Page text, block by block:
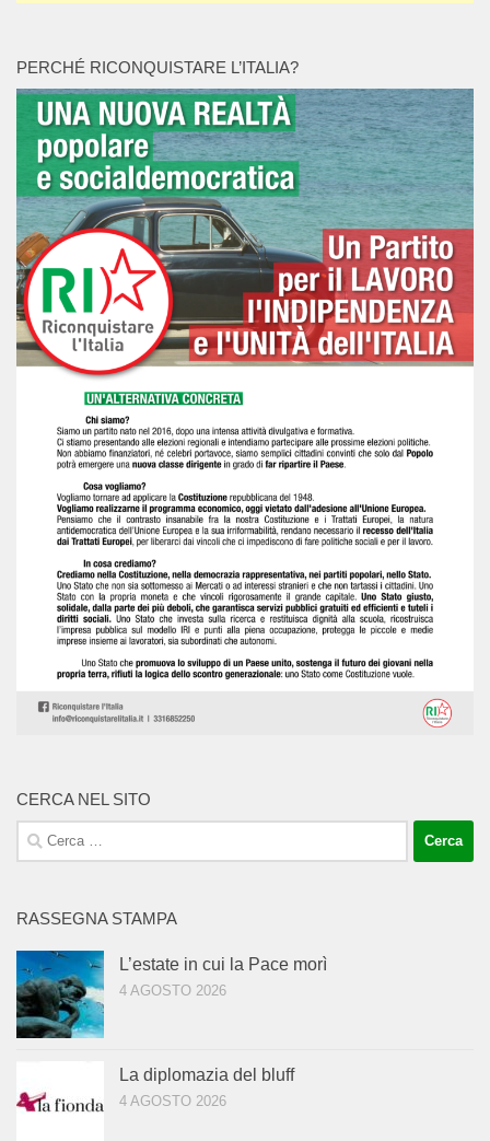
PERCHÉ RICONQUISTARE L’ITALIA?
CERCA NEL SITO
Ricerca
per:
RASSEGNA STAMPA
L’estate in cui la Pace morì
4 AGOSTO 2026
La diplomazia del bluff
4 AGOSTO 2026